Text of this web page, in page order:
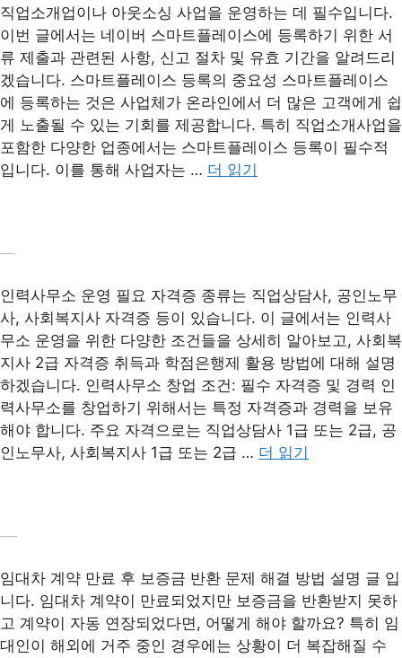
직업소개업이나 아웃소싱 사업을 운영하는 데 필수입니다.
이번 글에서는 네이버 스마트플레이스에 등록하기 위한 서
류 제출과 관련된 사항, 신고 절차 및 유효 기간을 알려드리
겠습니다. 스마트플레이스 등록의 중요성 스마트플레이스
에 등록하는 것은 사업체가 온라인에서 더 많은 고객에게 쉽
게 노출될 수 있는 기회를 제공합니다. 특히 직업소개사업을
포함한 다양한 업종에서는 스마트플레이스 등록이 필수적
입니다. 이를 통해 사업자는 … 더 읽기
인력사무소 운영 필요 자격증 종류는 직업상담사, 공인노무
사, 사회복지사 자격증 등이 있습니다. 이 글에서는 인력사
무소 운영을 위한 다양한 조건들을 상세히 알아보고, 사회복
지사 2급 자격증 취득과 학점은행제 활용 방법에 대해 설명
하겠습니다. 인력사무소 창업 조건: 필수 자격증 및 경력 인
력사무소를 창업하기 위해서는 특정 자격증과 경력을 보유
해야 합니다. 주요 자격으로는 직업상담사 1급 또는 2급, 공
인노무사, 사회복지사 1급 또는 2급 … 더 읽기
임대차 계약 만료 후 보증금 반환 문제 해결 방법 설명 글 입
니다. 임대차 계약이 만료되었지만 보증금을 반환받지 못하
고 계약이 자동 연장되었다면, 어떻게 해야 할까요? 특히 임
대인이 해외에 거주 중인 경우에는 상황이 더 복잡해질 수